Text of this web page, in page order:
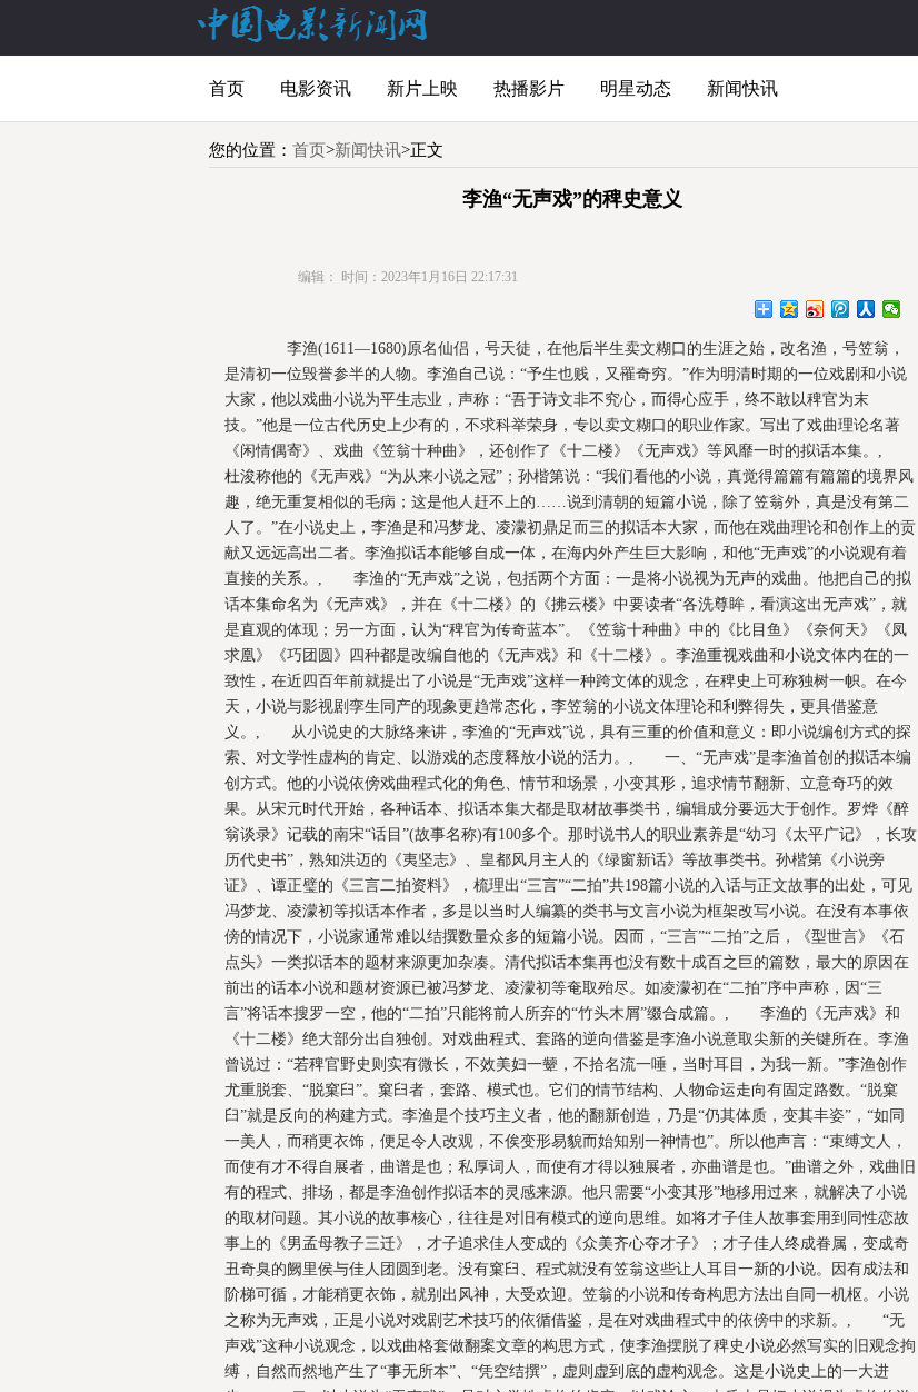
首页 电影资讯 新片上映 热播影片 明星动态 新闻快讯
您的位置： 首页>新闻快讯>正文
李渔“无声戏”的稗史意义
编辑： 时间：2023年1月16日 22:17:31
李渔(1611—1680)原名仙侣，号天徒，在他后半生卖文糊口的生涯之始，改名渔，号笠翁，
是清初一位毁誉参半的人物。李渔自己说：“予生也贱，又罹奇穷。”作为明清时期的一位戏剧和小说
大家，他以戏曲小说为平生志业，声称：“吾于诗文非不究心，而得心应手，终不敢以稗官为末
技。”他是一位古代历史上少有的，不求科举荣身，专以卖文糊口的职业作家。写出了戏曲理论名著
《闲情偶寄》、戏曲《笠翁十种曲》，还创作了《十二楼》《无声戏》等风靡一时的拟话本集。,
杜浚称他的《无声戏》“为从来小说之冠”；孙楷第说：“我们看他的小说，真觉得篇篇有篇篇的境界风
趣，绝无重复相似的毛病；这是他人赶不上的……说到清朝的短篇小说，除了笠翁外，真是没有第二
人了。”在小说史上，李渔是和冯梦龙、凌濛初鼎足而三的拟话本大家，而他在戏曲理论和创作上的贡
献又远远高出二者。李渔拟话本能够自成一体，在海内外产生巨大影响，和他“无声戏”的小说观有着
直接的关系。, 李渔的“无声戏”之说，包括两个方面：一是将小说视为无声的戏曲。他把自己的拟
话本集命名为《无声戏》，并在《十二楼》的《拂云楼》中要读者“各洗尊眸，看演这出无声戏”，就
是直观的体现；另一方面，认为“稗官为传奇蓝本”。《笠翁十种曲》中的《比目鱼》《奈何天》《凤
求凰》《巧团圆》四种都是改编自他的《无声戏》和《十二楼》。李渔重视戏曲和小说文体内在的一
致性，在近四百年前就提出了小说是“无声戏”这样一种跨文体的观念，在稗史上可称独树一帜。在今
天，小说与影视剧孪生同产的现象更趋常态化，李笠翁的小说文体理论和利弊得失，更具借鉴意
义。, 从小说史的大脉络来讲，李渔的“无声戏”说，具有三重的价值和意义：即小说编创方式的探
索、对文学性虚构的肯定、以游戏的态度释放小说的活力。, 一、“无声戏”是李渔首创的拟话本编
创方式。他的小说依傍戏曲程式化的角色、情节和场景，小变其形，追求情节翻新、立意奇巧的效
果。从宋元时代开始，各种话本、拟话本集大都是取材故事类书，编辑成分要远大于创作。罗烨《醉
翁谈录》记载的南宋“话目”(故事名称)有100多个。那时说书人的职业素养是“幼习《太平广记》，长攻
历代史书”，熟知洪迈的《夷坚志》、皇都风月主人的《绿窗新话》等故事类书。孙楷第《小说旁
证》、谭正璧的《三言二拍资料》，梳理出“三言”“二拍”共198篇小说的入话与正文故事的出处，可见
冯梦龙、凌濛初等拟话本作者，多是以当时人编纂的类书与文言小说为框架改写小说。在没有本事依
傍的情况下，小说家通常难以结撰数量众多的短篇小说。因而，“三言”“二拍”之后，《型世言》《石
点头》一类拟话本的题材来源更加杂凑。清代拟话本集再也没有数十成百之巨的篇数，最大的原因在
前出的话本小说和题材资源已被冯梦龙、凌濛初等奄取殆尽。如凌濛初在“二拍”序中声称，因“三
言”将话本搜罗一空，他的“二拍”只能将前人所弃的“竹头木屑”缀合成篇。, 李渔的《无声戏》和
《十二楼》绝大部分出自独创。对戏曲程式、套路的逆向借鉴是李渔小说意取尖新的关键所在。李渔
曾说过：“若稗官野史则实有微长，不效美妇一颦，不拾名流一唾，当时耳目，为我一新。”李渔创作
尤重脱套、“脱窠臼”。窠臼者，套路、模式也。它们的情节结构、人物命运走向有固定路数。“脱窠
臼”就是反向的构建方式。李渔是个技巧主义者，他的翻新创造，乃是“仍其体质，变其丰姿”，“如同
一美人，而稍更衣饰，便足令人改观，不俟变形易貌而始知别一神情也”。所以他声言：“束缚文人，
而使有才不得自展者，曲谱是也；私厚词人，而使有才得以独展者，亦曲谱是也。”曲谱之外，戏曲旧
有的程式、排场，都是李渔创作拟话本的灵感来源。他只需要“小变其形”地移用过来，就解决了小说
的取材问题。其小说的故事核心，往往是对旧有模式的逆向思维。如将才子佳人故事套用到同性恋故
事上的《男孟母教子三迁》，才子追求佳人变成的《众美齐心夺才子》；才子佳人终成眷属，变成奇
丑奇臭的阙里侯与佳人团圆到老。没有窠臼、程式就没有笠翁这些让人耳目一新的小说。因有成法和
阶梯可循，才能稍更衣饰，就别出风神，大受欢迎。笠翁的小说和传奇构思方法出自同一机枢。小说
之称为无声戏，正是小说对戏剧艺术技巧的依循借鉴，是在对戏曲程式中的依傍中的求新。, “无
声戏”这种小说观念，以戏曲格套做翻案文章的构思方式，使李渔摆脱了稗史小说必然写实的旧观念拘
缚，自然而然地产生了“事无所本”、“凭空结撰”，虚则虚到底的虚构观念。这是小说史上的一大进